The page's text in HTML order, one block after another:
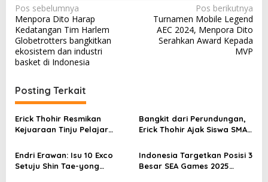
N
a
v
i
a
s
i
o
Pos sebelumnya
Menpora Dito Harap
Kedatangan Tim Harlem
Globetrotters bangkitkan
ekosistem dan industri
basket di Indonesia
Pos berikutnya
Turnamen Mobile Legend
AEC 2024, Menpora Dito
Serahkan Award Kepada
MVP
Posting Terkait
Erick Thohir Resmikan
Kejuaraan Tinju Pelajar
Tawuran
Bangkit dari Perundungan,
Erick Thohir Ajak Siswa SMAN
Endri Erawan: Isu 10 Exco
Setuju Shin Tae-yong
Indonesia Targetkan Posisi 3
Besar SEA Games 2025